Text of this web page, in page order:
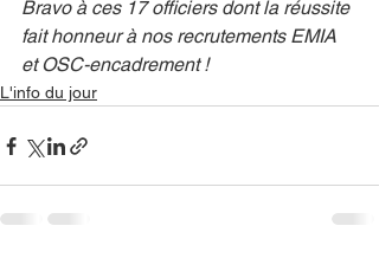
Bravo à ces 17 officiers dont la réussite
fait honneur à nos recrutements EMIA
et OSC-encadrement !
L'info du jour